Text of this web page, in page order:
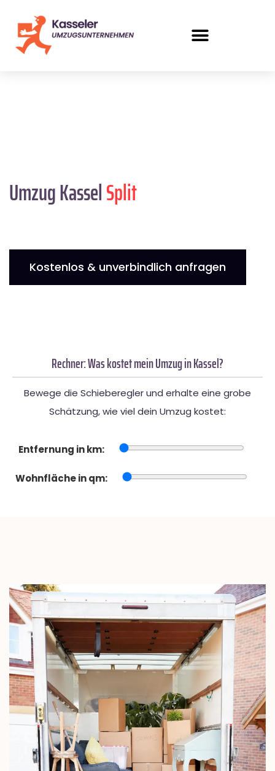
Umzug KasselSplit
Kostenlos & unverbindlich anfragen
Rechner: Was kostet mein Umzug in Kassel?
Bewege die Schieberegler und erhalte eine grobe
Schätzung, wie viel dein Umzug kostet:
Entfernung in km:
Wohnfläche in qm: